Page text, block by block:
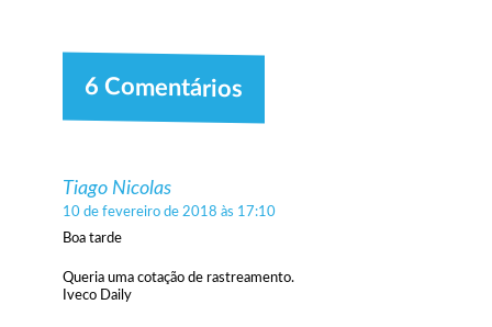
6 Comentários
Tiago Nicolas
10 de fevereiro de 2018 às 17:10
Boa tarde
Queria uma cotação de rastreamento.
Iveco Daily